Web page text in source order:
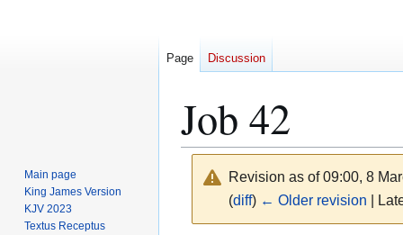
Job 42
Revision as of 09:00, 8
(diff) ← Older revision |
Page Discussion
Main page
King James Version
KJV 2023
Textus Receptus